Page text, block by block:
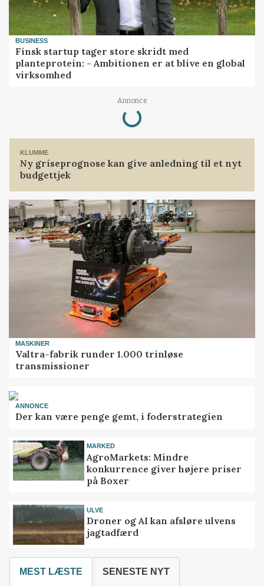
BUSINESS
Finsk startup tager store skridt med
planteprotein: - Ambitionen er at blive en global
virksomhed
Annonce
Loading...
KLUMME
Ny griseprognose kan give anledning til et nyt
budgettjek
MASKINER
Valtra-fabrik runder 1.000 trinløse
transmissioner
ANNONCE
Der kan være penge gemt, i foderstrategien
MARKED
AgroMarkets: Mindre
konkurrence giver højere priser
på Boxer
ULVE
Droner og AI kan afsløre ulvens
jagtadfærd
MEST LÆSTE SENESTE NYT